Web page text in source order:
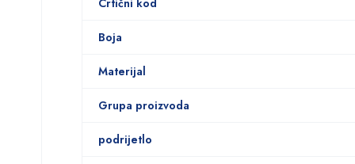
Boja
Materijal
Grupa proizvoda
podrijetlo